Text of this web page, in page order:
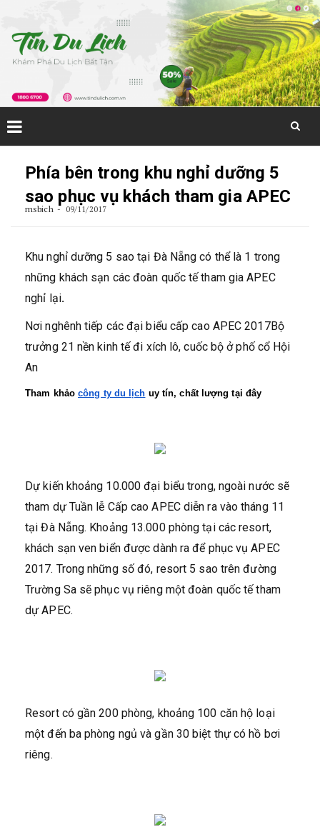
Phía bên trong khu nghỉ dưỡng 5
sao phục vụ khách tham gia APEC
msbich 09/11/2017
Khu nghỉ dưỡng 5 sao tại Đà Nẵng có thể là 1 trong
những khách sạn các đoàn quốc tế tham gia APEC
nghỉ lại.
Nơi nghênh tiếp các đại biểu cấp cao APEC 2017Bộ
trưởng 21 nền kinh tế đi xích lô, cuốc bộ ở phố cổ Hội
An
Tham khảo công ty du lịch uy tín, chất lượng tại đây
Dự kiến khoảng 10.000 đại biểu trong, ngoài nước sẽ
tham dự Tuần lễ Cấp cao APEC diễn ra vào tháng 11
tại Đà Nẵng. Khoảng 13.000 phòng tại các resort,
khách sạn ven biển được dành ra để phục vụ APEC
2017. Trong những số đó, resort 5 sao trên đường
Trường Sa sẽ phục vụ riêng một đoàn quốc tế tham
dự APEC.
Resort có gần 200 phòng, khoảng 100 căn hộ loại
một đến ba phòng ngủ và gần 30 biệt thự có hồ bơi
riêng.